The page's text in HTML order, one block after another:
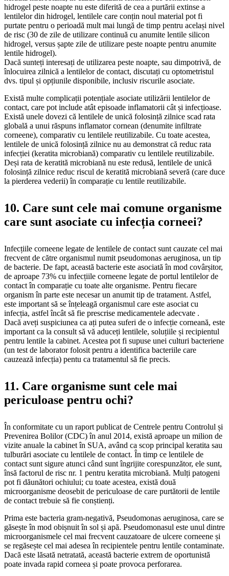
hidrogel peste noapte nu este diferită de cea a purtării extinse a
lentilelor din hidrogel, lentilele care conțin noul material pot fi
purtate pentru o perioadă mult mai lungă de timp pentru același nivel
de risc (30 de zile de utilizare continuă cu anumite lentile silicon
hidrogel, versus șapte zile de utilizare peste noapte pentru anumite
lentile hidrogel).
Dacă sunteți interesați de utilizarea peste noapte, sau dimpotrivă, de
înlocuirea zilnică a lentilelor de contact, discutați cu optometristul
dvs. tipul și opțiunile disponibile, inclusiv riscurile asociate.
Există multe complicații potențiale asociate utilizării lentilelor de
contact, care pot include atât episoade inflamatorii cât și infecțioase.
Există unele dovezi că lentilele de unică folosință zilnice scad rata
globală a unui răspuns inflamator cornean (denumite infiltrate
corneene), comparativ cu lentilele reutilizabile. Cu toate acestea,
lentilele de unică folosință zilnice nu au demonstrat că reduc rata
infecției (keratita microbiană) comparativ cu lentilele reutilizabile.
Deși rata de keratită microbiană nu este redusă, lentilele de unică
folosință zilnice reduc riscul de keratită microbiană severă (care duce
la pierderea vederii) în comparație cu lentile reutilizabile.
10. Care sunt cele mai comune organisme
care sunt asociate cu infecția corneei?
Infecțiile corneene legate de lentilele de contact sunt cauzate cel mai
frecvent de către organismul numit pseudomonas aeruginosa, un tip
de bacterie. De fapt, această bacterie este asociată în mod covârșitor,
de aproape 73% cu infecțiile corneene legate de portul lentilelor de
contact în comparație cu toate alte organisme. Pentru fiecare
organism în parte este necesar un anumit tip de tratament. Astfel,
este important să se înțeleagă organismul care este asociat cu
infecția, astfel încât să fie prescrise medicamentele adecvate .
Dacă aveți suspiciunea ca ați putea suferi de o infecție corneană, este
important ca la consult să vă aduceți lentilele, soluțiile și recipientul
pentru lentile la cabinet. Acestea pot fi supuse unei culturi bacteriene
(un test de laborator folosit pentru a identifica bacteriile care
cauzează infecția) pentu ca tratamentul să fie precis.
11. Care organisme sunt cele mai
periculoase pentru ochi?
În conformitate cu un raport publicat de Centrele pentru Controlul și
Prevenirea Bolilor (CDC) în anul 2014, există aproape un milion de
vizite anuale la cabinet în SUA, având ca scop principal keratita sau
tulburări asociate cu lentilele de contact. În timp ce lentilele de
contact sunt sigure atunci când sunt îngrijite corespunzător, ele sunt,
însă factorul de risc nr. 1 pentru keratita microbiană. Mulți patogeni
pot fi dăunători ochiului; cu toate acestea, există două
microorganisme deosebit de periculoase de care purtătorii de lentile
de contact trebuie să fie conștienți.
Prima este bacteria gram-negativă, Pseudomonas aeruginosa, care se
găsește în mod obișnuit în sol și apă. Pseudomonasul este unul dintre
microorganismele cel mai frecvent cauzatoare de ulcere corneene și
se regăsește cel mai adesea în recipientele pentru lentile contaminate.
Dacă este lăsată netratată, această bacterie extrem de oportunistă
poate invada rapid corneea și poate provoca perforarea.